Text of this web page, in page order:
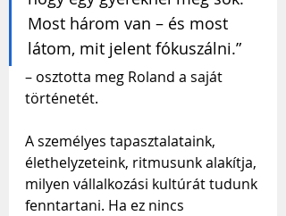
Most három van – és most
látom, mit jelent fókuszálni.”
– osztotta meg Roland a saját
történetét.
A személyes tapasztalataink,
élethelyzeteink, ritmusunk alakítja,
milyen vállalkozási kultúrát tudunk
fenntartani. Ha ez nincs